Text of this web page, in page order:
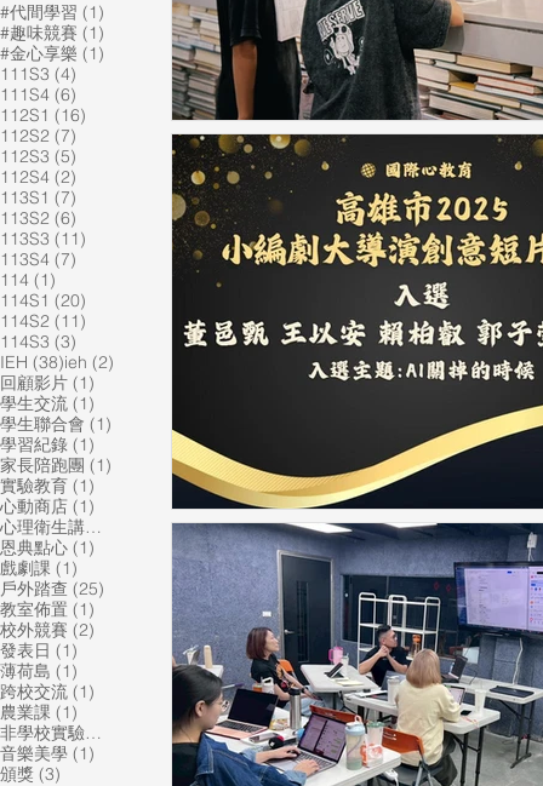
#代間學習 (1)
#趣味競賽 (1)
#金心享樂 (1)
111S3 (4)
111S4 (6)
112S1 (16)
112S2 (7)
112S3 (5)
112S4 (2)
113S1 (7)
113S2 (6)
113S3 (11)
113S4 (7)
114 (1)
114S1 (20)
114S2 (11)
114S3 (3)
IEH (38)38 篇文章
ieh (2)
回顧影片 (1)
學生交流 (1)
學生聯合會 (1)
學習紀錄 (1)
家長陪跑團 (1) 1 篇文章
實驗教育 (1)
心動商店 (1)
心理衛生講座
1 篇文章
恩典點心 (1)
戲劇課 (1)
戶外踏查 (25) 25 篇文章
教室佈置 (1)
校外競賽 (2)
發表日 (1)
薄荷島 (1)
跨校交流 (1)
農業課 (1)
非學校實驗教育機構
(1)1 篇文章
音樂美學 (1)
頒獎 (3)